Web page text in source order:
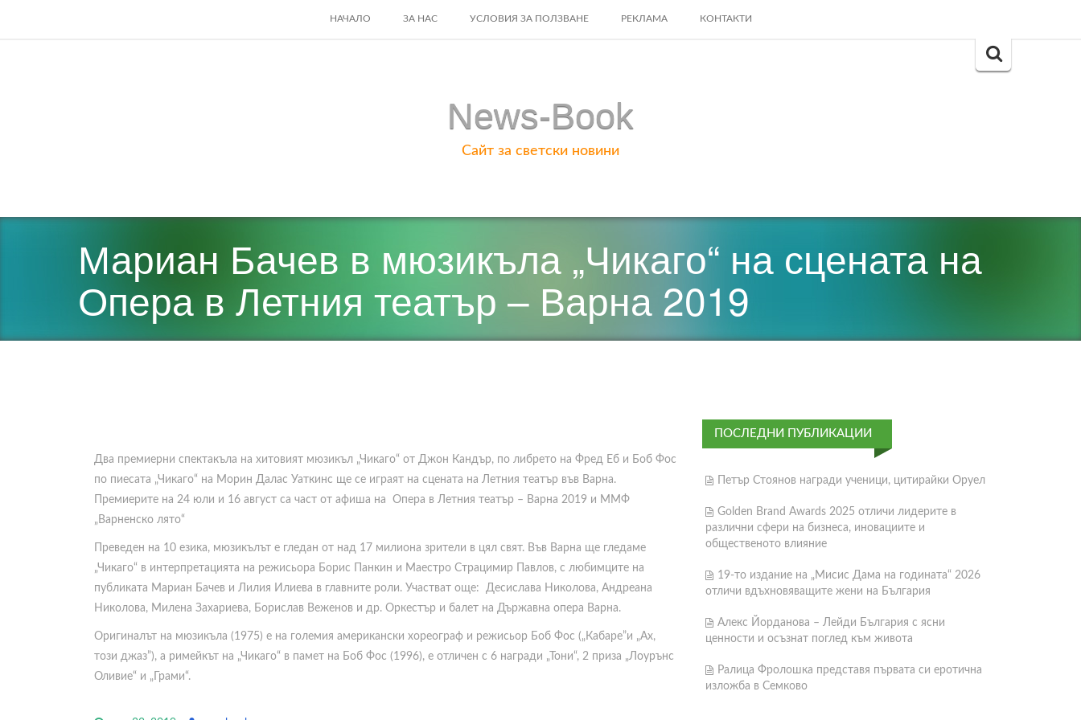
SKIP
НАЧАЛО ЗА НАС УСЛОВИЯ ЗА ПОЛЗВАНЕ РЕКЛАМА КОНТАКТИ
Search
News-Book
Сайт за светски новини
Мариан Бачев в мюзикъла „Чикаго“ на сцената на
Опера в Летния театър – Варна 2019
Два премиерни спектакъла на хитовият мюзикъл „Чикаго“ от Джон Кандър, по либрето на Фред Еб и Боб Фос
по пиесата „Чикаго“ на Морин Далас Уаткинс ще се играят на сцената на Летния театър във Варна.
Премиерите на 24 юли и 16 август са част от афиша на Опера в Летния театър – Варна 2019 и ММФ
„Варненско лято“
Преведен на 10 езика, мюзикълът е гледан от над 17 милиона зрители в цял свят. Във Варна ще гледаме
„Чикаго“ в интерпретацията на режисьора Борис Панкин и Маестро Страцимир Павлов, с любимците на
публиката Мариан Бачев и Лилия Илиева в главните роли. Участват още: Десислава Николова, Андреана
Николова, Милена Захариева, Борислав Веженов и др. Оркестър и балет на Държавна опера Варна.
Оригиналът на мюзикъла (1975) е на големия американски хореограф и режисьор Боб Фос („Кабаре”и „Ах,
този джаз”), а римейкът на „Чикаго“ в памет на Боб Фос (1996), е отличен с 6 награди „Тони“, 2 приза „Лоурънс
Оливие“ и „Грами“.
ПОСЛЕДНИ ПУБЛИКАЦИИ
Петър Стоянов награди ученици, цитирайки Оруел
Golden Brand Awards 2025 отличи лидерите в
различни сфери на бизнеса, иновациите и
общественото влияние
19-то издание на „Мисис Дама на годината“ 2026
отличи вдъхновяващите жени на България
Алекс Йорданова – Лейди България с ясни
ценности и осъзнат поглед към живота
Ралица Фролошка представя първата си еротична
изложба в Семково